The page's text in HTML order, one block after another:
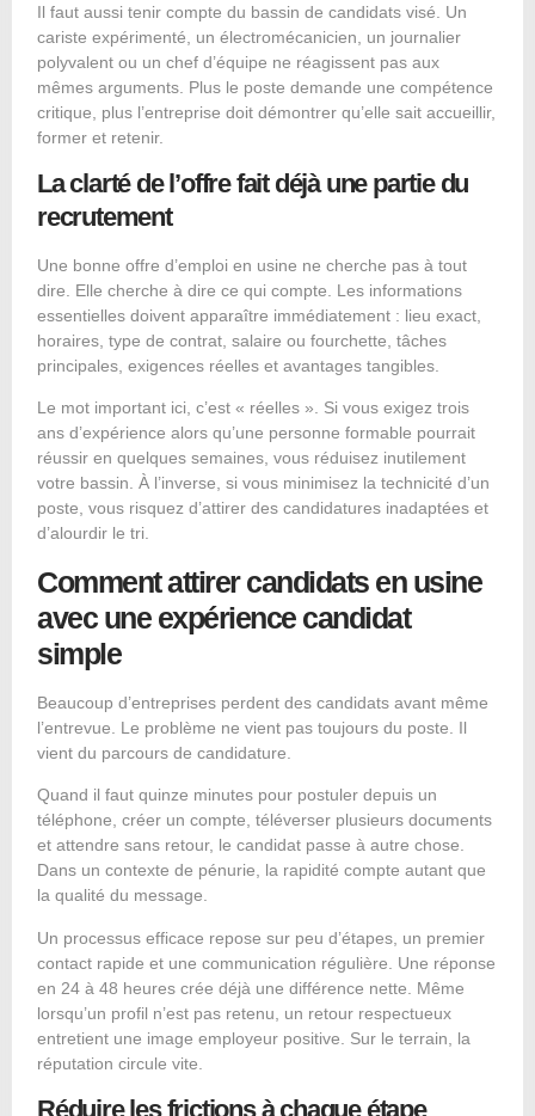
Il faut aussi tenir compte du bassin de candidats visé. Un
cariste expérimenté, un électromécanicien, un journalier
polyvalent ou un chef d’équipe ne réagissent pas aux
mêmes arguments. Plus le poste demande une compétence
critique, plus l’entreprise doit démontrer qu’elle sait accueillir,
former et retenir.
La clarté de l’offre fait déjà une partie du
recrutement
Une bonne offre d’emploi en usine ne cherche pas à tout
dire. Elle cherche à dire ce qui compte. Les informations
essentielles doivent apparaître immédiatement : lieu exact,
horaires, type de contrat, salaire ou fourchette, tâches
principales, exigences réelles et avantages tangibles.
Le mot important ici, c’est « réelles ». Si vous exigez trois
ans d’expérience alors qu’une personne formable pourrait
réussir en quelques semaines, vous réduisez inutilement
votre bassin. À l’inverse, si vous minimisez la technicité d’un
poste, vous risquez d’attirer des candidatures inadaptées et
d’alourdir le tri.
Comment attirer candidats en usine
avec une expérience candidat
simple
Beaucoup d’entreprises perdent des candidats avant même
l’entrevue. Le problème ne vient pas toujours du poste. Il
vient du parcours de candidature.
Quand il faut quinze minutes pour postuler depuis un
téléphone, créer un compte, téléverser plusieurs documents
et attendre sans retour, le candidat passe à autre chose.
Dans un contexte de pénurie , la rapidité compte autant que
la qualité du message.
Un processus efficace repose sur peu d’étapes, un premier
contact rapide et une communication régulière. Une réponse
en 24 à 48 heures crée déjà une différence nette. Même
lorsqu’un profil n’est pas retenu, un retour respectueux
entretient une image employeur positive. Sur le terrain, la
réputation circule vite.
Réduire les frictions à chaque étape